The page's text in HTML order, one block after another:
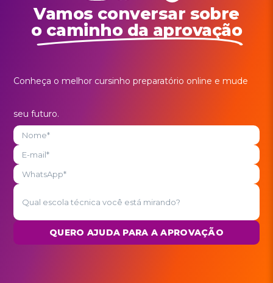
Vamos conversar sobre
o caminho da aprovação
Conheça o melhor cursinho preparatório online e mude
seu futuro.
QUERO AJUDA PARA A APROVAÇÃO